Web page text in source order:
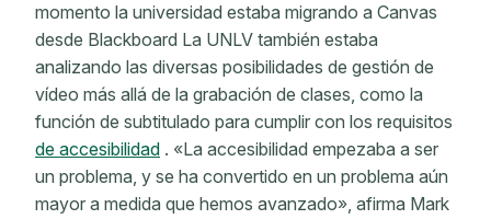
momento la universidad estaba migrando a Canvas
desde Blackboard La UNLV también estaba
analizando las diversas posibilidades de gestión de
vídeo más allá de la grabación de clases, como la
función de subtitulado para cumplir con los requisitos
de accesibilidad . «La accesibilidad empezaba a ser
un problema, y ​​se ha convertido en un problema aún
mayor a medida que hemos avanzado», afirma Mark